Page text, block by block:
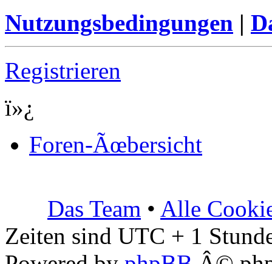
Nutzungsbedingungen |
Registrieren
ï»¿
Foren-Ãœbersicht
Das Team • Alle
Zeiten sind UTC + 1